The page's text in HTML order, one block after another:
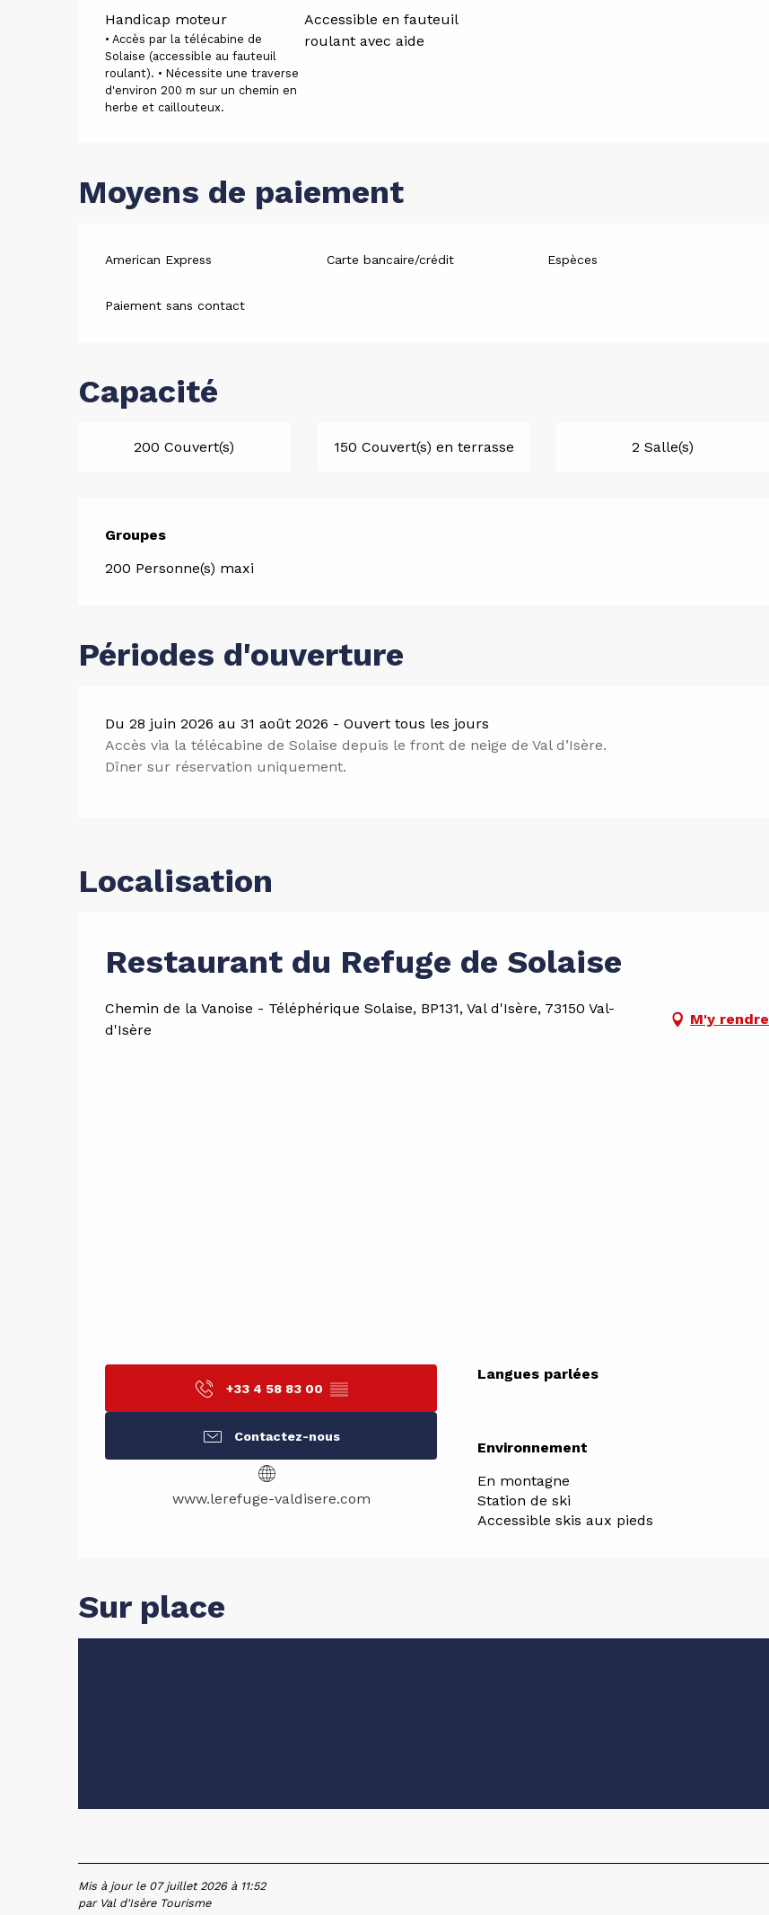
Handicap moteur
• Accès par la télécabine de
Solaise (accessible au fauteuil
roulant). • Nécessite une traverse
d'environ 200 m sur un chemin en
herbe et caillouteux.
Accessible en fauteuil
roulant avec aide
Moyens de paiement
American Express Carte bancaire/crédit Espèces
Paiement sans contact
Capacité
200 Couvert(s) 150 Couvert(s) en terrasse 2 Salle(s)
Groupes
Groupes
200 Personne(s) maxi
Périodes d'ouverture
Du 28 juin 2026 au 31 août 2026 - Ouvert tous les jours
Accès via la télécabine de Solaise depuis le front de neige de Val d’Isère.
Dîner sur réservation uniquement.
Localisation
Restaurant du Refuge de Solaise
Chemin de la Vanoise - Téléphérique Solaise, BP131, Val d'Isère, 73150 Val-
d'Isère
M'y rendre
+33 4 58 83 00 ▒▒
Contactez-nous
www.lerefuge-valdisere.com
Langues parlées
Langues parlées
Environnement
Environnement
En montagne
Station de ski
Accessible skis aux pieds
Sur place
Mis à jour le 07 juillet 2026 à 11:52
par Val d'Isère Tourisme